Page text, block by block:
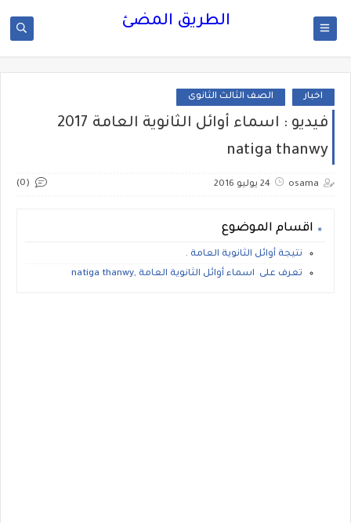
الطريق المضئ
اخبار الصف الثالث الثانوى
فيديو : اسماء أوائل الثانوية العامة 2017
natiga thanwy
osama 24 يوليو 2016 (0)
اقسام الموضوع
نتيجة أوائل الثانوية العامة .
تعرف على اسماء أوائل الثانوية العامة ,natiga thanwy